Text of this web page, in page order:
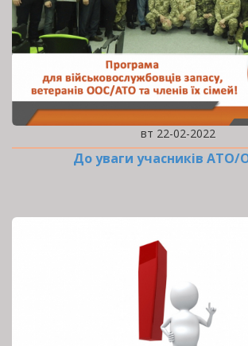
вт 22-02-2022
До уваги учасників